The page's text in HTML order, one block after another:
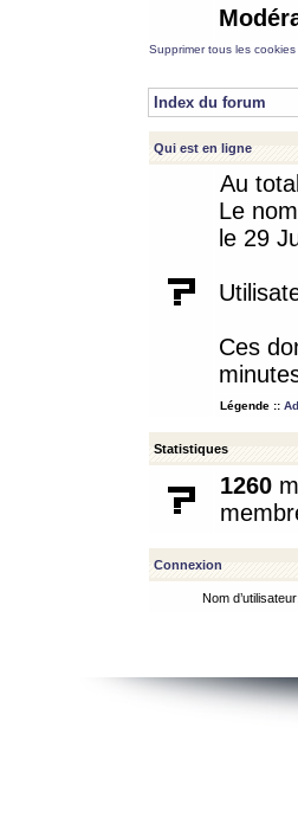
Supprimer tous les
Index du forum
Qui est en ligne
Au
Le
le 29
Ces
Légende ::
Statistiques
1260
Connexion
Nom d’utilisateur: